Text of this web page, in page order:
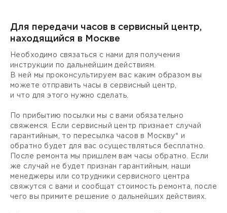
Для передачи часов в сервисный центр,
находящийся в Москве
Необходимо связаться с нами для получения
инструкции по дальнейшим действиям.
В ней мы проконсультируем вас каким образом вы
можете отправить часы в сервисный центр,
и что для этого нужно сделать.
По прибытию посылки мы с вами обязательно
свяжемся. Если сервисный центр признает случай
гарантийным, то пересылка часов в Москву* и
обратно будет для вас осуществляться бесплатно.
После ремонта мы пришлем вам часы обратно. Если
же случай не будет признан гарантийным, наши
менеджеры или сотрудники сервисного центра
свяжутся с вами и сообщат стоимость ремонта, после
чего вы примите решение о дальнейших действиях.